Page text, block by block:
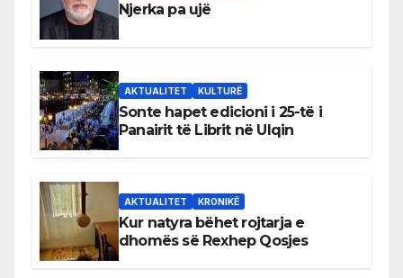
Njerka pa ujë
AKTUALITET KULTURË
Sonte hapet edicioni i 25-të i
Panairit të Librit në Ulqin
AKTUALITET KRONIKË
Kur natyra bëhet rojtarja e
dhomës së Rexhep Qosjes